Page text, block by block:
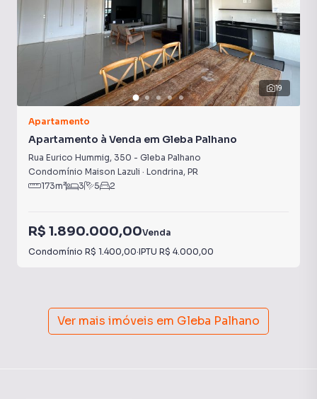
19
Apartamento
Apartamento à Venda em Gleba Palhano
Rua Eurico Hummig, 350 - Gleba Palhano
Condomínio Maison Lazuli · Londrina, PR
173m² 3 5 2
R$ 1.890.000,00Venda
Condomínio R$ 1.400,00·IPTU R$ 4.000,00
Ver mais imóveis em Gleba Palhano